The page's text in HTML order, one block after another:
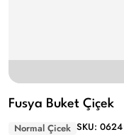
Fusya Buket Çiçek
Normal Çicek SKU: 0624